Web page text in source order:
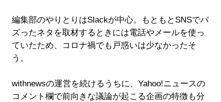
編集部のやりとりはSlackが中心。もともとSNSでバ
ズったネタを取材するときには電話やメールを使っ
ていたため、コロナ禍でも戸惑いは少なかったそ
う。
withnewsの運営を続けるうちに、Yahoo!ニュースの
コメント欄で前向きな議論が起こる企画の特徴も分